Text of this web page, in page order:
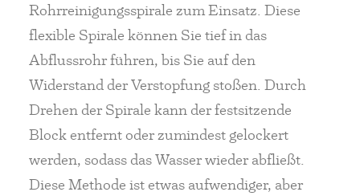
Rohrreinigungsspirale zum Einsatz. Diese
flexible Spirale können Sie tief in das
Abflussrohr führen, bis Sie auf den
Widerstand der Verstopfung stoßen. Durch
Drehen der Spirale kann der festsitzende
Block entfernt oder zumindest gelockert
werden, sodass das Wasser wieder abfließt.
Diese Methode ist etwas aufwendiger, aber